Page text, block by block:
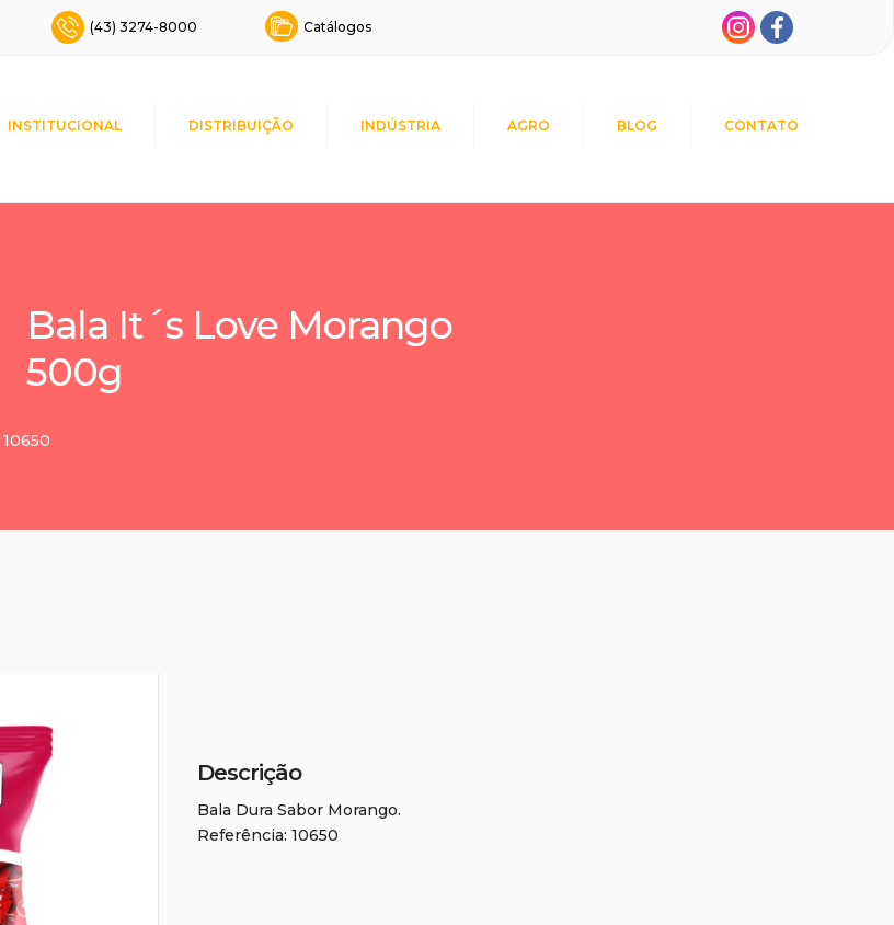
(43) 3274-8000 Catálogos
CONTATO
BLOG
AGRO
INDÚSTRIA
DISTRIBUIÇÃO
INSTITUCIONAL
Bala It´s Love Morango
500g
10650
Descrição
Bala Dura Sabor Morango.
Referência: 10650